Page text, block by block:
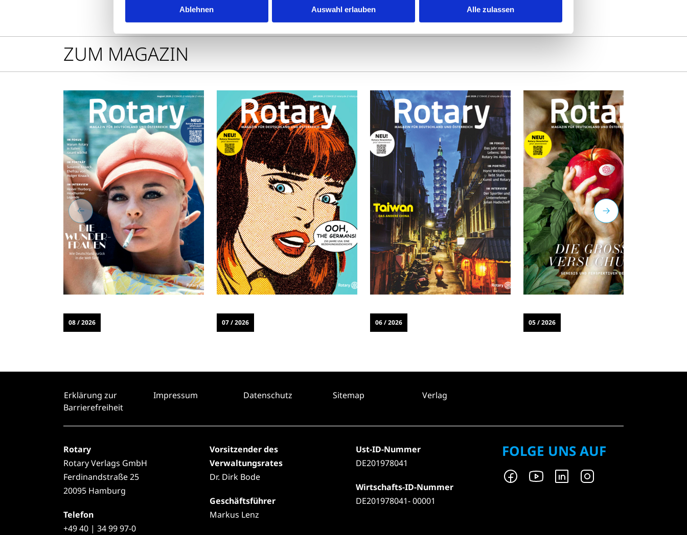
Ablehnen Auswahl erlauben Alle zulassen
Zur Übersicht
ZUM MAGAZIN
08 / 2026 07 / 2026 06 / 2026 05 / 2026
Erklärung zur
Barrierefreiheit
Impressum Datenschutz Sitemap Verlag
Rotary
Rotary Verlags GmbH
Ferdinandstraße 25
20095 Hamburg
Telefon
+4940 | 34 99 97-0
Vorsitzender des
Verwaltungsrates
Dr. Dirk Bode
Geschäftsführer
Markus Lenz
Ust-ID-Nummer
DE201978041
Wirtschafts-ID-Nummer
DE201978041- 00001
FOLGE UNS AUF